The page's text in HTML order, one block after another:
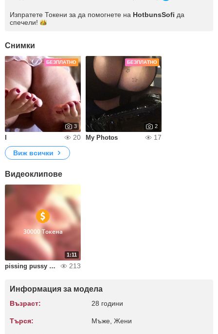
Изпратете Токени за да помогнете на HotbunsSofi да
спечели!
Снимки
БЕЗПЛАТНО
3
20
БЕЗПЛАТНО
2
My Photos
17
Виж всички
Видеоклипове
1:11
30000 Токена
pissing pussy boobs 213
Информация за модела
Възраст: 28 години
Търся: Мъже, Жени